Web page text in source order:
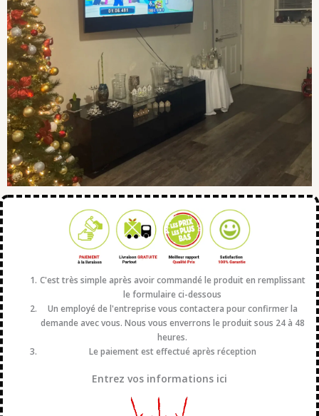
C'est très simple après avoir commandé le produit en remplissant
le formulaire ci-dessous
Un employé de l'entreprise vous contactera pour confirmer la
demande avec vous. Nous vous enverrons le produit sous 24 à 48
heures.
Le paiement est effectué après réception
Entrez vos informations ici